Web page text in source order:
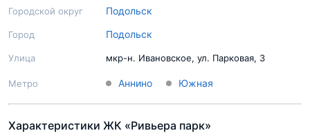
Городской округ Подольск
Город Подольск
Улица мкр-н. Ивановское, ул. Парковая, 3
Метро Аннино Южная
Характеристики ЖК «Ривьера парк»